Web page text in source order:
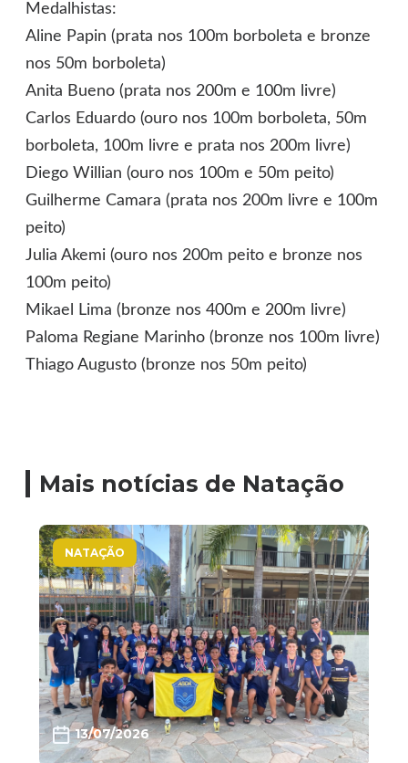
Medalhistas:
Aline Papin (prata nos 100m borboleta e bronze
nos 50m borboleta)
Anita Bueno (prata nos 200m e 100m livre)
Carlos Eduardo (ouro nos 100m borboleta, 50m
borboleta, 100m livre e prata nos 200m livre)
Diego Willian (ouro nos 100m e 50m peito)
Guilherme Camara (prata nos 200m livre e 100m
peito)
Julia Akemi (ouro nos 200m peito e bronze nos
100m peito)
Mikael Lima (bronze nos 400m e 200m livre)
Paloma Regiane Marinho (bronze nos 100m livre)
Thiago Augusto (bronze nos 50m peito)
Mais notícias de Natação
NATAÇÃO
13/07/2026